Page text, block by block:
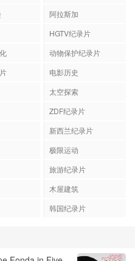
阿拉斯加
HGTV纪录片
动物保护纪录片
电影历史
太空探索
ZDF纪录片
新西兰纪录片
极限运动
旅游纪录片
木屋建筑
韩国纪录片